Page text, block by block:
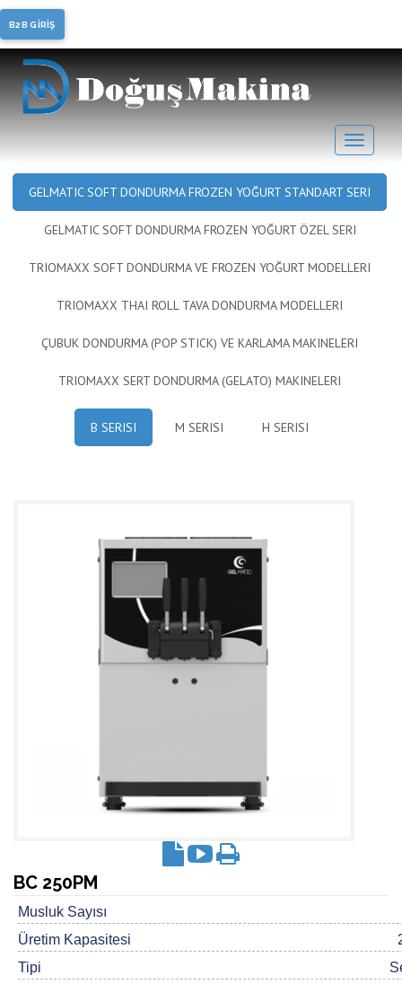
Soft Dondurma, Frozen
Yoğurt
B2B GİRİŞ
GELMATIC SOFT DONDURMA FROZEN YOĞURT STANDART SERI
GELMATIC SOFT DONDURMA FROZEN YOĞURT ÖZEL SERI
TRIOMAXX SOFT DONDURMA VE FROZEN YOĞURT MODELLERI
TRIOMAXX THAI ROLL TAVA DONDURMA MODELLERI
ÇUBUK DONDURMA (POP STICK) VE KARLAMA MAKINELERI
TRIOMAXX SERT DONDURMA (GELATO) MAKINELERI
B SERISI M SERISI H SERISI
BC 250PM
Musluk Sayısı
Üretim Kapasitesi
Tipi